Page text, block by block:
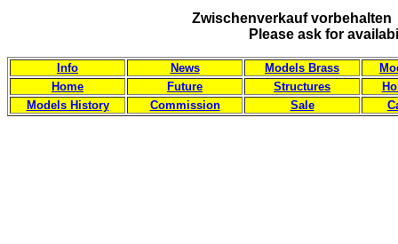
Zwischenverkauf
Please ask for
Info News Models Brass
Home
Future Structures
Models History
Commission Sale